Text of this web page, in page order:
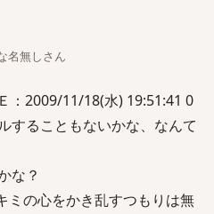
名無しさん
：2009/11/18(水) 19:51:41 0
することもないかな、なんて
な？
の心をかき乱すつもりは無